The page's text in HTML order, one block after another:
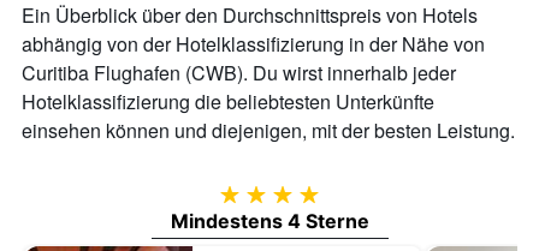
Ein Überblick über den Durchschnittspreis von Hotels
abhängig von der Hotelklassifizierung in der Nähe von
Curitiba Flughafen (CWB). Du wirst innerhalb jeder
Hotelklassifizierung die beliebtesten Unterkünfte
einsehen können und diejenigen, mit der besten Leistung.
4 Sterne
Mindestens 4 Sterne